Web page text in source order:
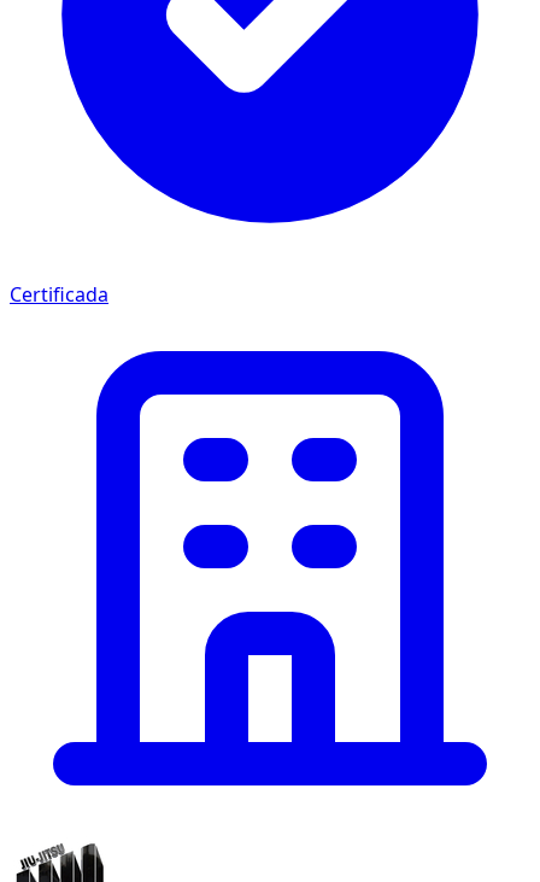
Certificada